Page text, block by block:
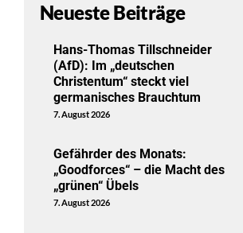
Neueste Beiträge
Hans-Thomas Tillschneider
(AfD): Im „deutschen
Christentum“ steckt viel
germanisches Brauchtum
7. August 2026
Gefährder des Monats:
„Goodforces“ – die Macht des
„grünen“ Übels
7. August 2026